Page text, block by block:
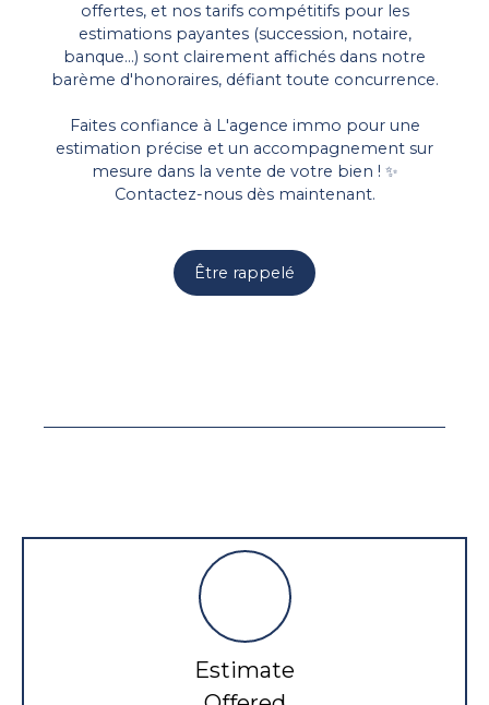
offertes, et nos tarifs compétitifs pour les
estimations payantes (succession, notaire,
banque…) sont clairement affichés dans notre
barème d'honoraires, défiant toute concurrence.
Faites confiance à L'agence immo pour une
estimation précise et un accompagnement sur
mesure dans la vente de votre bien ! ✨
Contactez-nousdès maintenant.
Être rappelé
Estimate